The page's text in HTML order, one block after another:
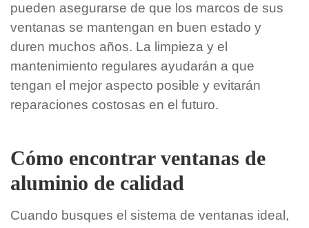
pueden asegurarse de que los marcos de sus
ventanas se mantengan en buen estado y
duren muchos años. La limpieza y el
mantenimiento regulares ayudarán a que
tengan el mejor aspecto posible y evitarán
reparaciones costosas en el futuro.
Cómo encontrar ventanas de
aluminio de calidad
Cuando busques el sistema de ventanas ideal,